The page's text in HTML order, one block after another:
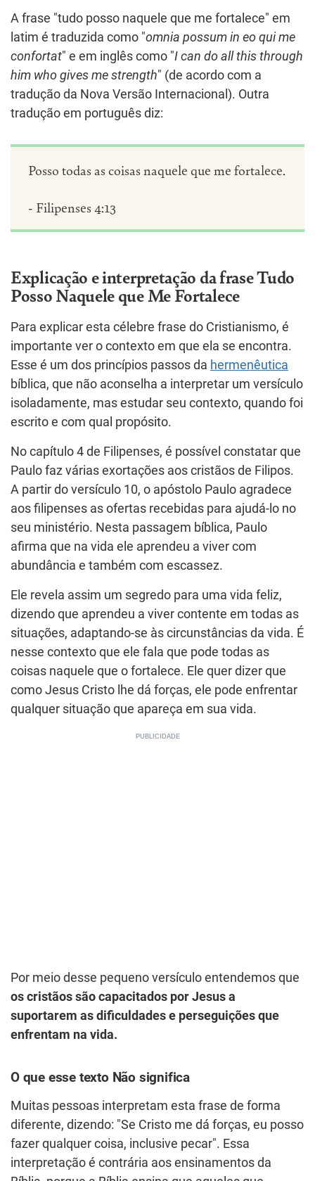
A frase "tudo posso naquele que me fortalece" em
latim é traduzida como "omnia possum in eo qui me
confortat" e em inglês como "I can do all this through
him who gives me strength" (de acordo com a
tradução da Nova Versão Internacional). Outra
tradução em português diz:
Posso todas as coisas naquele que me fortalece.
- Filipenses 4:13
Explicação e interpretação da frase Tudo
Posso Naquele que Me Fortalece
Para explicar esta célebre frase do Cristianismo, é
importante ver o contexto em que ela se encontra.
Esse é um dos princípios passos da hermenêutica
bíblica, que não aconselha a interpretar um versículo
isoladamente, mas estudar seu contexto, quando foi
escrito e com qual propósito.
No capítulo 4 de Filipenses, é possível constatar que
Paulo faz várias exortações aos cristãos de Filipos.
A partir do versículo 10, o apóstolo Paulo agradece
aos filipenses as ofertas recebidas para ajudá-lo no
seu ministério. Nesta passagem bíblica, Paulo
afirma que na vida ele aprendeu a viver com
abundância e também com escassez.
Ele revela assim um segredo para uma vida feliz,
dizendo que aprendeu a viver contente em todas as
situações, adaptando-se às circunstâncias da vida. É
nesse contexto que ele fala que pode todas as
coisas naquele que o fortalece. Ele quer dizer que
como Jesus Cristo lhe dá forças, ele pode enfrentar
qualquer situação que apareça em sua vida.
Por meio desse pequeno versículo entendemos que
os cristãos são capacitados por Jesus a
suportarem as dificuldades e perseguições que
enfrentam na vida.
O que esse texto Não significa
Muitas pessoas interpretam esta frase de forma
diferente, dizendo: "Se Cristo me dá forças, eu posso
fazer qualquer coisa, inclusive pecar". Essa
interpretação é contrária aos ensinamentos da